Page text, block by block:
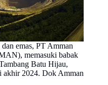
dan emas, PT Amman
memasuki babak
Batu Hijau,
akhir 2024. Dok Amman